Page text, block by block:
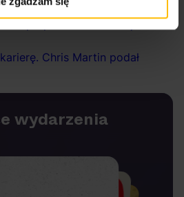
Chris Martin podał
wydarzenia